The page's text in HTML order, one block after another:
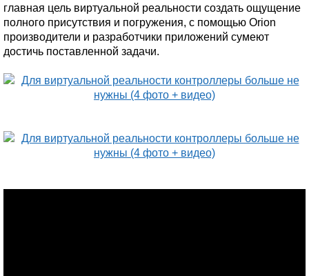
главная цель виртуальной реальности создать ощущение
полного присутствия и погружения, с помощью Orion
производители и разработчики приложений сумеют
достичь поставленной задачи.